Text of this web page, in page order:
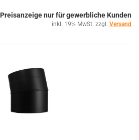
Preisanzeige nur für gewerbliche Kunden
inkl. 19% MwSt. zzgl. Versand